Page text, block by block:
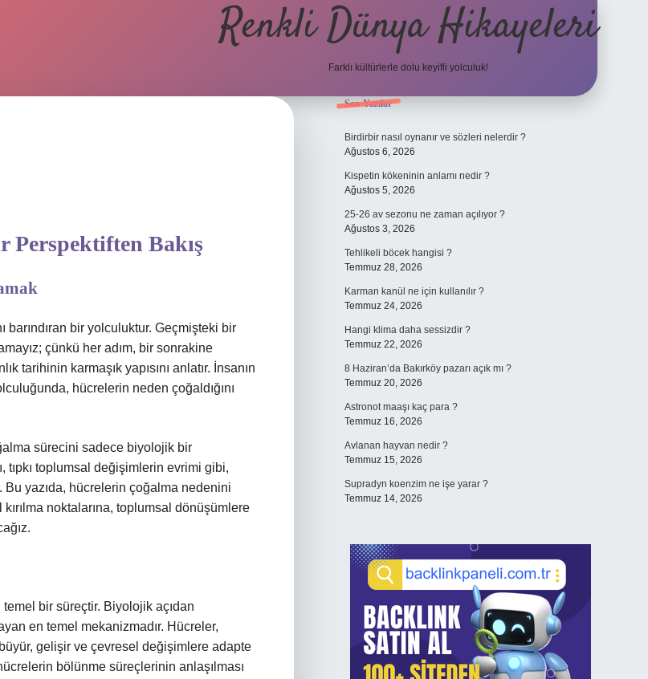
Renkli Dünya Hikayeleri
Farklı kültürlerle dolu keyifli yolculuk!
Perspektiften Bakış
barındıran bir yolculuktur. Geçmişteki bir
çünkü her adım, bir sonrakine
tarihinin karmaşık yapısını anlatır. İnsanın
hücrelerin neden çoğaldığını
sürecini sadece biyolojik bir
tıpkı toplumsal değişimlerin evrimi gibi,
yazıda, hücrelerin çoğalma nedenini
noktalarına, toplumsal dönüşümlere
bir süreçtir. Biyolojik açıdan
en temel mekanizmadır. Hücreler,
gelişir ve çevresel değişimlere adapte
bölünme süreçlerinin anlaşılması
Sidebar
Son Yazılar
Birdirbir nasıl oynanır ve sözleri nelerdir ?
Ağustos 6, 2026
Kispetin kökeninin anlamı nedir ?
Ağustos 5, 2026
25-26 av sezonu ne zaman açılıyor ?
Ağustos 3, 2026
Tehlikeli böcek hangisi ?
Temmuz 28, 2026
Karman kanül ne için kullanılır ?
Temmuz 24, 2026
Hangi klima daha sessizdir ?
Temmuz 22, 2026
8 Haziran’da Bakırköy pazarı açık mı ?
Temmuz 20, 2026
Astronot maaşı kaç para ?
Temmuz 16, 2026
Avlanan hayvan nedir ?
Temmuz 15, 2026
Supradyn koenzim ne işe yarar ?
Temmuz 14, 2026
ilbet mobil giriş